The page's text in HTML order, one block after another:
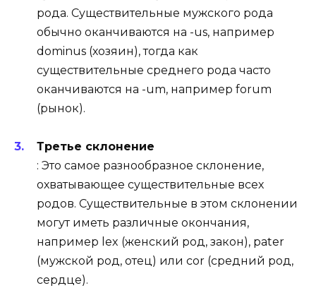
рода. Существительные мужского рода
обычно оканчиваются на -us, например
dominus (хозяин), тогда как
существительные среднего рода часто
оканчиваются на -um, например forum
(рынок).
Третье склонение
: Это самое разнообразное склонение,
охватывающее существительные всех
родов. Существительные в этом склонении
могут иметь различные окончания,
например lex (женский род, закон), pater
(мужской род, отец) или cor (средний род,
сердце).